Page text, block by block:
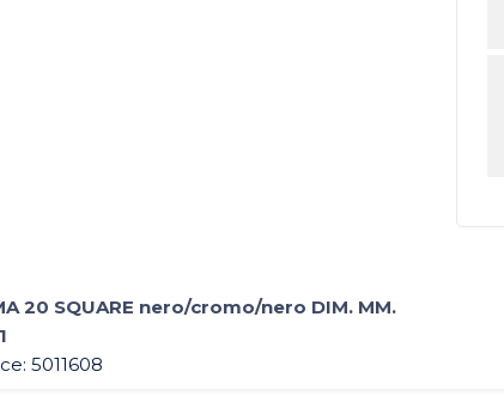
20 SQUARE nero/cromo/nero DIM. MM.
5011608